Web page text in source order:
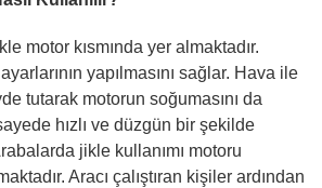
motor kısmında yer almaktadır.
ayarlarının yapılmasını sağlar. Hava ile
tutarak motorun soğumasını da
hızlı ve düzgün bir şekilde
jikle kullanımı motoru
Aracı çalıştıran kişiler ardından